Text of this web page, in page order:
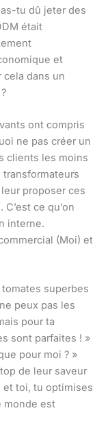
tu dû jeter des
était
et
cela dans un
ont compris
ne pas créer un
clients les moins
proposer ces
ce qu’on
interne.
(Moi) et
tomates superbes
peux pas les
pour ta
sont parfaites ! »
pour moi ? »
de leur saveur
et toi, tu optimises
monde est